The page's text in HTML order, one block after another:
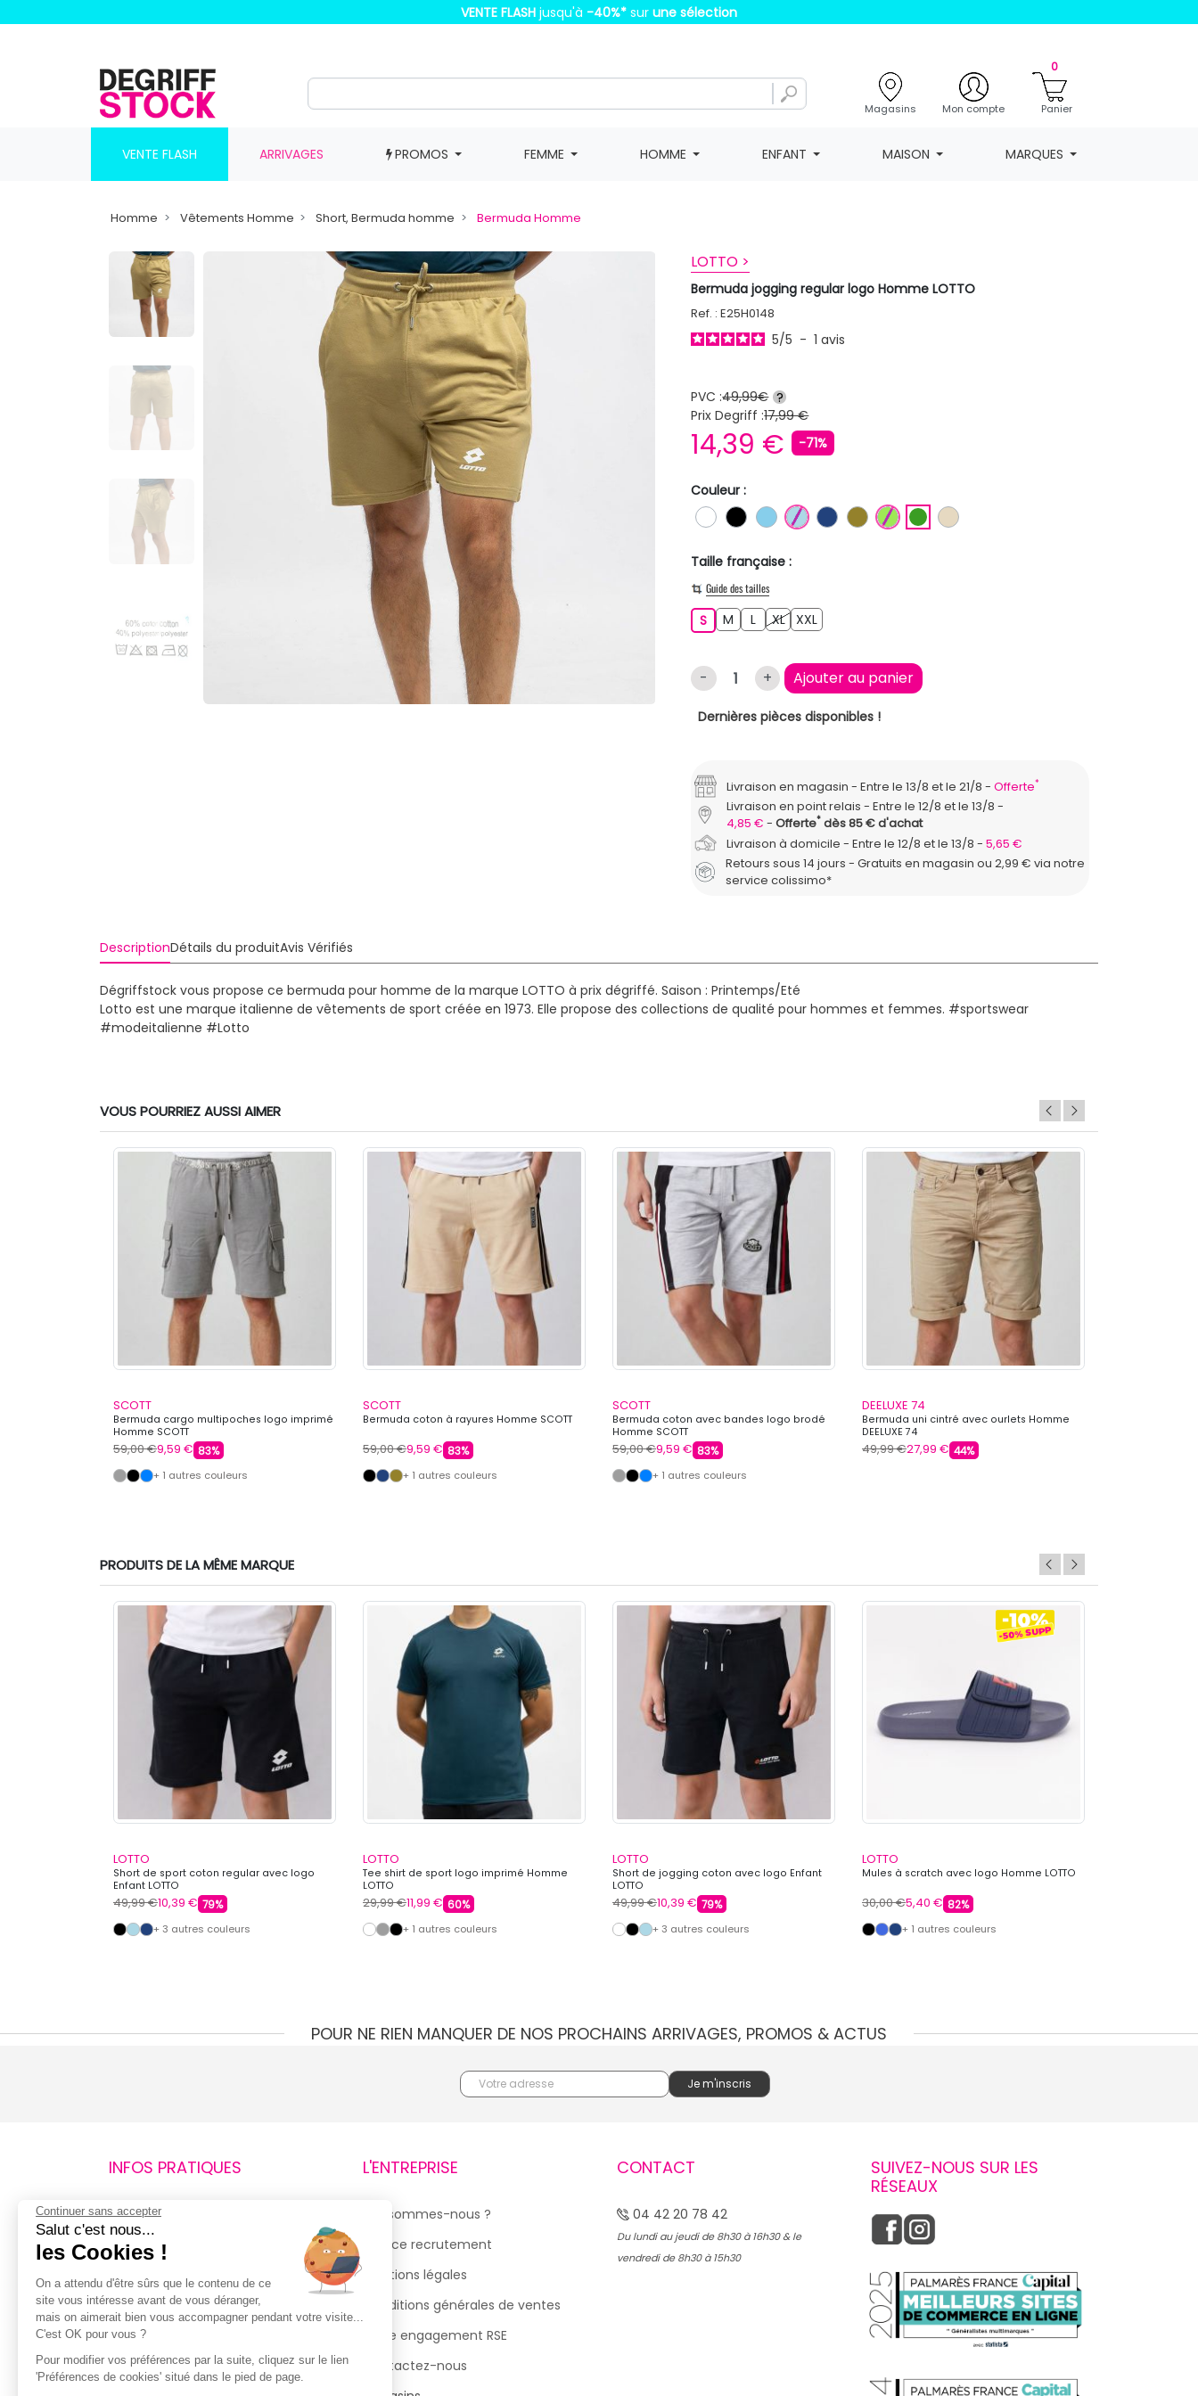
VENTE FLASH jusqu'à -40%* sur une sélection
Magasins Mon compte
0
Panier
VENTE FLASH ARRIVAGES PROMOS FEMME HOMME ENFANT MAISON MARQUES
Homme Vêtements Homme Short, Bermuda homme Bermuda Homme
LOTTO >
Bermuda jogging regular logo Homme LOTTO
Ref. : E25H0148
5/5 - 1avis
PVC :49,99€ ?
Prix Degriff :17,99 €
14,39 € -71%
Couleur :
BLANCNOIRBLEU CIELBLEU CLAIR
BLEU FONCE
KAKIVERT CLAIR
VERTBEIGE
Taille française :
Guide des tailles
SS M LL XLXLXXLXXL
- + Ajouter au panier
Dernières pièces disponibles !
Livraison en magasin Entre le 13/8 et le 21/8 Offerte*
Livraison en point relais
Entre le 12/8 et le 13/8
4,85 €
Offerte*dès 85 € d'achat
Livraison à domicile
Entre le 12/8 et le 13/8
5,65 €
Retours sous 14 jours - Gratuits en magasin ou 2,99 € via notre
service colissimo*
DescriptionDétails du produitAvis Vérifiés
Dégriffstock vous propose ce bermuda pour homme de la marque LOTTO à prix dégriffé. Saison : Printemps/Eté
Lotto est une marque italienne de vêtements de sport créée en 1973. Elle propose des collections de qualité pour hommes et femmes. #sportswear
#modeitalienne #Lotto
VOUS POURRIEZ AUSSI AIMER
SCOTT
Bermuda cargo multipoches logo imprimé
Homme SCOTT
59,00 €9,59 € 83%
+ 1 autres couleurs
SCOTT
Bermuda coton à rayures Homme SCOTT
59,00 €9,59 € 83%
+ 1 autres couleurs
SCOTT
Bermuda coton avec bandes logo brodé
Homme SCOTT
59,00 €9,59 € 83%
+ 1 autres couleurs
DEELUXE 74
Bermuda uni cintré avec ourlets Homme
DEELUXE 74
49,99 €27,99 € 44%
PRODUITS DE LA MÊME MARQUE
LOTTO
Short de sport coton regular avec logo
Enfant LOTTO
49,99 €10,39 € 79%
+ 3 autres couleurs
LOTTO
Tee shirt de sport logo imprimé Homme
LOTTO
29,99 €11,99 € 60%
+ 1 autres couleurs
LOTTO
Short de jogging coton avec logo Enfant
LOTTO
49,99 €10,39 € 79%
+ 3 autres couleurs
LOTTO
Mules à scratch avec logo Homme LOTTO
30,00 €5,40 € 82%
+ 1 autres couleurs
POUR NE RIEN MANQUER DE NOS PROCHAINS ARRIVAGES, PROMOS & ACTUS
INFOS PRATIQUES
Retours et remboursements
Suivi de commande
Livraisons
Guide des tailles
Politique de confidentialité
Conditions générales d’utilisation
de la Carte de Fidélité
L'ENTREPRISE
Qui sommes-nous ?
Espace recrutement
Mentions légales
Conditions générales de ventes
Notre engagement RSE
Contactez-nous
CONTACT
04 42 20 78 42
Du lundi au jeudi de 8h30 à 16h30 & le
vendredi de 8h30 à 15h30
SUIVEZ-NOUS SUR LES
RÉSEAUX
Continuer sans accepter
Salut c'est nous...
les Cookies !
On a attendu d'être sûrs que le contenu de ce
site vous intéresse avant de vous déranger,
mais on aimerait bien vous accompagner pendant votre visite...
C'est OK pour vous ?
Pour modifier vos préférences par la suite, cliquez sur le lien
'Préférences de cookies' situé dans le pied de page.